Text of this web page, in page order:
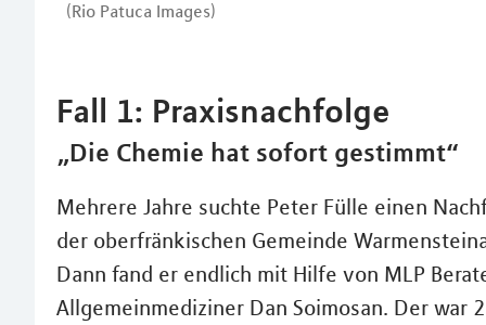
(Rio Patuca Images)
Fall 1: Praxisnachfolge
„Die Chemie hat sofort gestimmt“
Mehrere Jahre suchte Peter Fülle einen
der oberfränkischen Gemeinde
Dann fand er endlich mit Hilfe von MLP
Allgemeinmediziner Dan Soimosan. Der war